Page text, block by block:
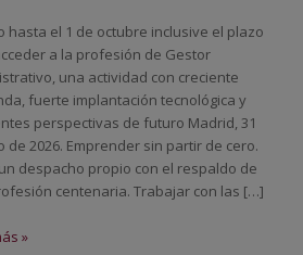
hasta el 1 de octubre inclusive el plazo
a la profesión de Gestor
una actividad con creciente
fuerte implantación tecnológica y
perspectivas de futuro Madrid, 31
de 2026. Emprender sin partir de cero.
despacho propio con el respaldo de
centenaria. Trabajar con las […]
»